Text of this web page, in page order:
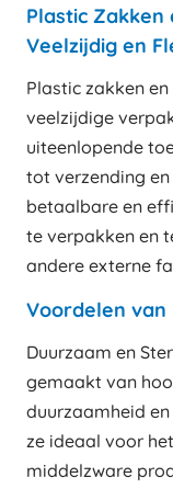
Plastic Zakken
Veelzijdig en
Plastic zakken
veelzijdige
uiteenlopende
tot verzending
betaalbare en
te verpakken en
andere externe
Voordelen van
Duurzaam en
gemaakt van
duurzaamheid
ze ideaal voor
middelzware